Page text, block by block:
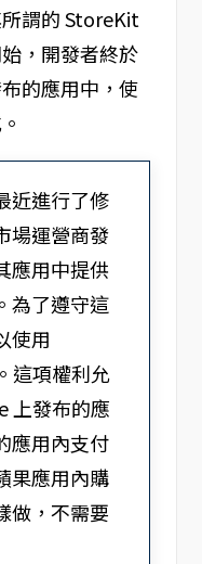
謂的 StoreKit
，開發者終於
的應用中，使
近進行了修
場運營商發
應用中提供
為了遵守這
使用
這項權利允
上發布的應
應用內支付
果應用內購
做，不需要